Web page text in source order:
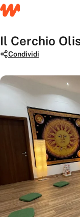
Il Cerchio
Condividi